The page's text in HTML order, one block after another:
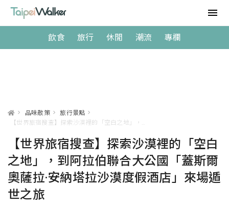
飲食 旅行 休閒 潮流 專欄
> 品味散策 > 旅行景點 >
【世界旅宿搜查】探索沙漠裡的「空白
之地」，到阿拉伯聯合大公國「蓋斯爾
奧薩拉·安納塔拉沙漠度假酒店」來場遁
世之旅